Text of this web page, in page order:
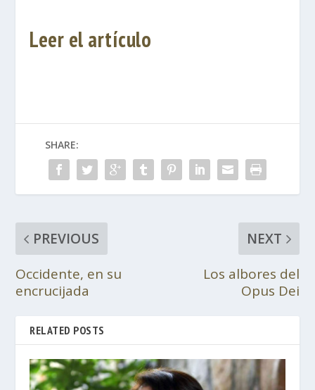
Leer el artículo
SHARE:
PREVIOUS
Occidente, en su
encrucijada
NEXT
Los albores del
Opus Dei
RELATED POSTS